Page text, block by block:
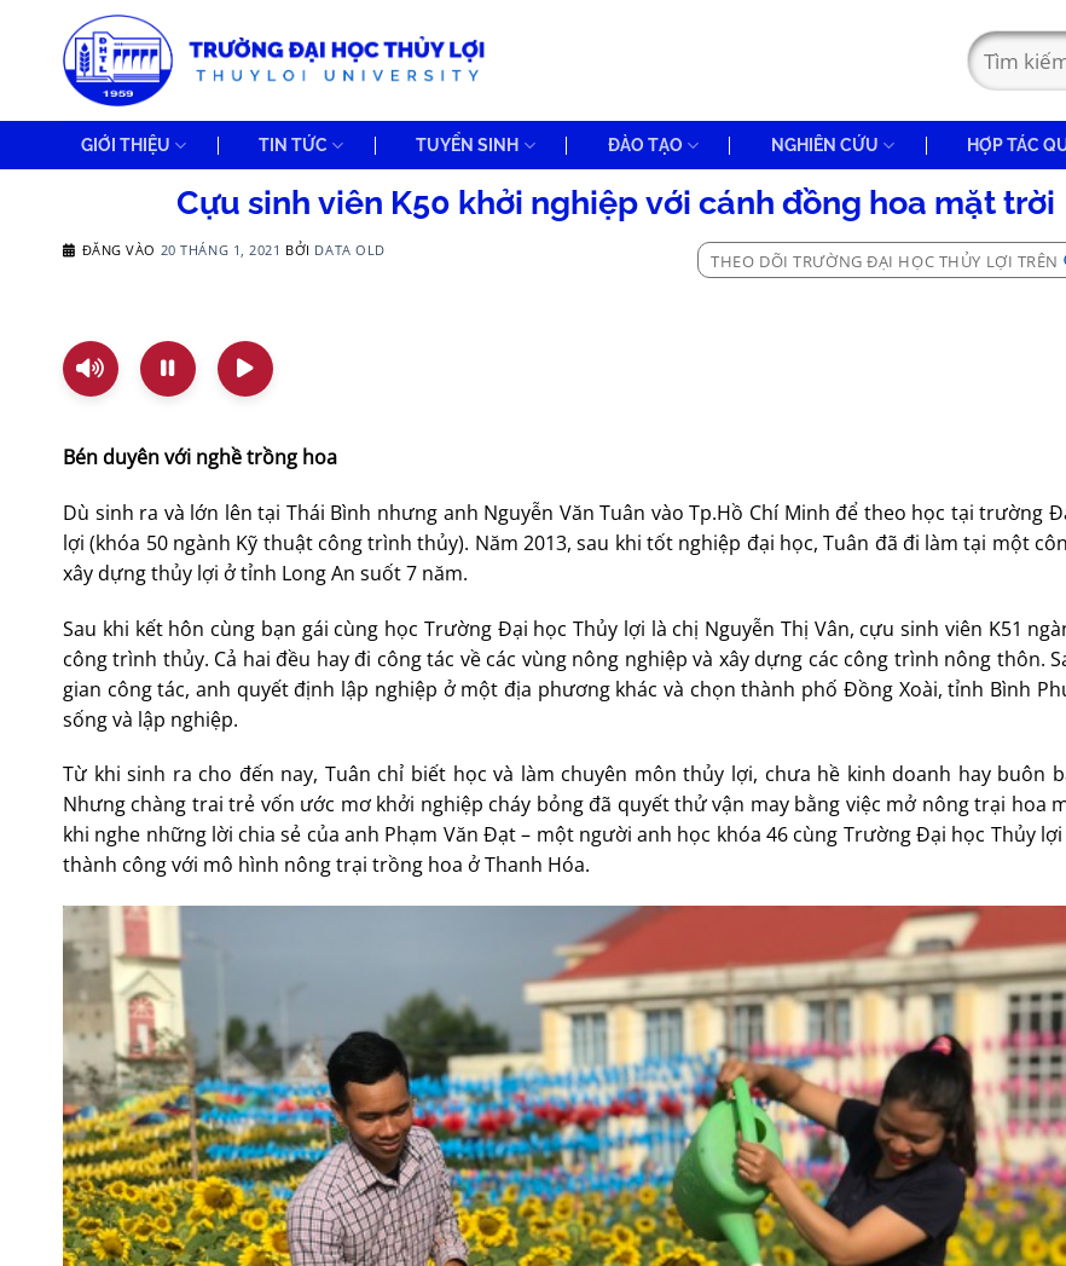
GIỚI THIỆU TIN TỨC TUYỂN SINH ĐÀO TẠO NGHIÊN CỨU HỢP TÁC
Cựu sinh viên K50 khởi nghiệp với cánh đồng hoa mặt trời
ĐĂNG VÀO 20 THÁNG 1, 2021 BỞI DATA OLD
THEO DÕI TRƯỜNG ĐẠI HỌC THỦY LỢI TRÊN
Bén duyên với nghề trồng hoa
Dù sinh ra và lớn lên tại Thái Bình nhưng anh Nguyễn Văn Tuân vào Tp.Hồ Chí Minh để theo học tại trường
lợi (khóa 50 ngành Kỹ thuật công trình thủy). Năm 2013, sau khi tốt nghiệp đại học, Tuân đã đi làm tại một
xây dựng thủy lợi ở tỉnh Long An suốt 7 năm.
Sau khi kết hôn cùng bạn gái cùng học Trường Đại học Thủy lợi là chị Nguyễn Thị Vân, cựu sinh viên K51
công trình thủy. Cả hai đều hay đi công tác về các vùng nông nghiệp và xây dựng các công trình nông thôn.
gian công tác, anh quyết định lập nghiệp ở một địa phương khác và chọn thành phố Đồng Xoài, tỉnh Bình
sống và lập nghiệp.
Từ khi sinh ra cho đến nay, Tuân chỉ biết học và làm chuyên môn thủy lợi, chưa hề kinh doanh hay buôn
Nhưng chàng trai trẻ vốn ước mơ khởi nghiệp cháy bỏng đã quyết thử vận may bằng việc mở nông trại hoa
khi nghe những lời chia sẻ của anh Phạm Văn Đạt – một người anh học khóa 46 cùng Trường Đại học Thủy
thành công với mô hình nông trại trồng hoa ở Thanh Hóa.